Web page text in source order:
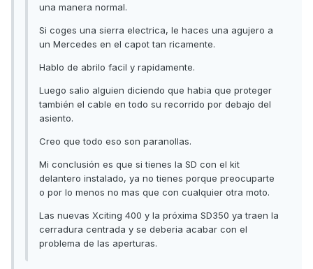
una manera normal.
Si coges una sierra electrica, le haces una agujero a
un Mercedes en el capot tan ricamente.
Hablo de abrilo facil y rapidamente.
Luego salio alguien diciendo que habia que proteger
también el cable en todo su recorrido por debajo del
asiento.
Creo que todo eso son paranollas.
Mi conclusión es que si tienes la SD con el kit
delantero instalado, ya no tienes porque preocuparte
o por lo menos no mas que con cualquier otra moto.
Las nuevas Xciting 400 y la próxima SD350 ya traen la
cerradura centrada y se deberia acabar con el
problema de las aperturas.